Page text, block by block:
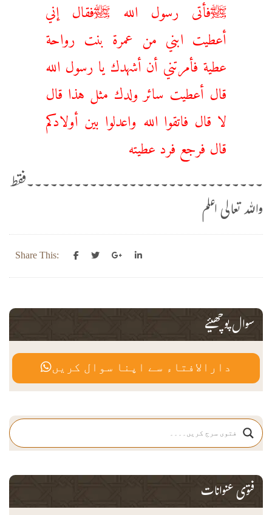
ﷺفأتى رسول الله ﷺفقال إني
أعطيت ابني من عمرة بنت رواحة
عطية فأمرتني أن أشهدك يا رسول الله
قال أعطيت سائر ولدك مثل هذا قال
لا قال فاتقوا الله واعدلوا بين أولادكم
قال فرجع فرد عطيته
۔۔۔۔۔۔۔۔۔۔۔۔۔۔۔۔۔۔۔۔۔۔۔۔۔۔۔۔۔۔فقط
واللہ تعالی اعلم
Share This:
سوال پوچھیئے
دارالافتاء سے اپنا سوال کریں
فتوی عنوانات